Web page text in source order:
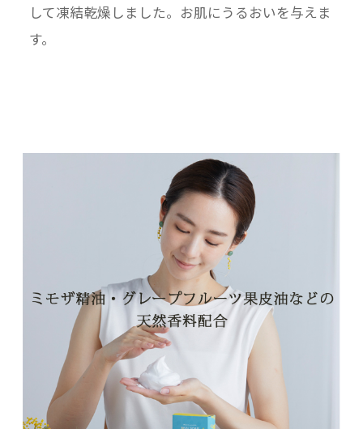
して凍結乾燥しました。お肌にうるおいを与えま
す。